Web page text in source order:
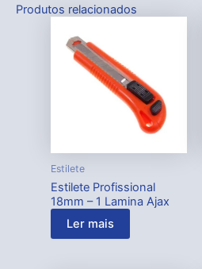
Produtos relacionados
Estilete
Estilete Profissional
18mm – 1 Lamina Ajax
Ler mais